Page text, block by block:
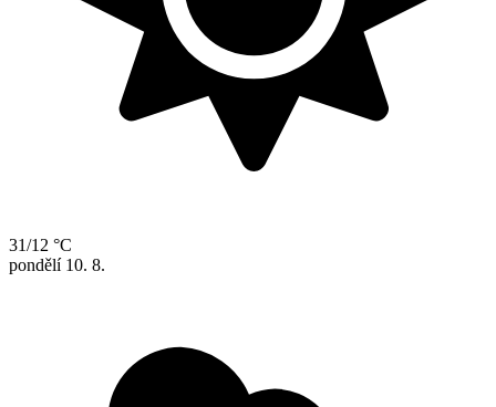
31/12 °C
pondělí 10. 8.